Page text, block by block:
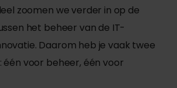
zoomen we verder in op de
het beheer van de IT-
Daarom heb je vaak twee
één voor beheer, één voor